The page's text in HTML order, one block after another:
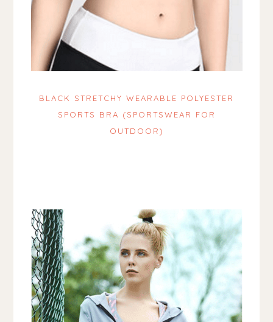
BLACK STRETCHY WEARABLE POLYESTER
SPORTS BRA (SPORTSWEAR FOR
OUTDOOR)